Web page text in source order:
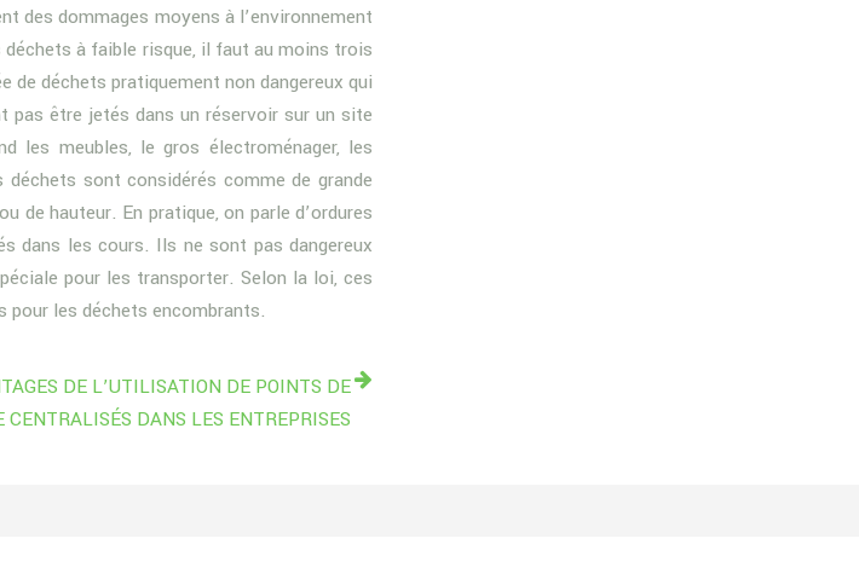
des dommages moyens à l’environnement
à faible risque, il faut au moins trois
déchets pratiquement non dangereux qui
pas être jetés dans un réservoir sur un site
les meubles, le gros électroménager, les
sont considérés comme de grande
de hauteur. En pratique, on parle d’ordures
dans les cours. Ils ne sont pas dangereux
pour les transporter. Selon la loi, ces
pour les déchets encombrants.
DE L’UTILISATION DE POINTS DE
CENTRALISÉS DANS LES ENTREPRISES